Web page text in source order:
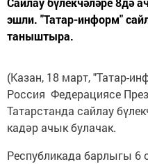
эшли. "Татар-информ"
таныштыра.
(Казан, 18 март, "Татар-
Россия Федерациясе
Татарстанда сайлау
кадәр ачык булачак.
Республикада барлыгы 6